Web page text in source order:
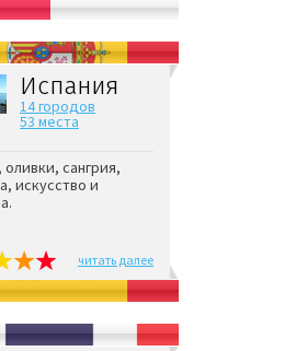
Испания
14 городов
53 места
сангрия,
искусство и
читать далее